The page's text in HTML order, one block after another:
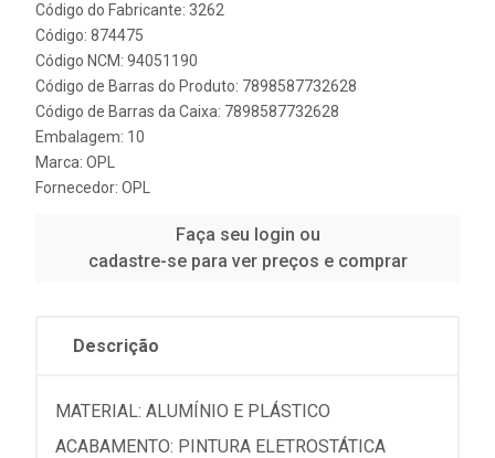
Código do Fabricante: 3262
Código: 874475
Código NCM: 94051190
Código de Barras do Produto: 7898587732628
Código de Barras da Caixa: 7898587732628
Embalagem: 10
Marca: OPL
Fornecedor: OPL
Faça seu login ou
cadastre-se para ver preços e comprar
Descrição
MATERIAL: ALUMÍNIO E PLÁSTICO
ACABAMENTO: PINTURA ELETROSTÁTICA